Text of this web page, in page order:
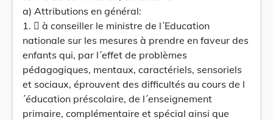
a) Attributions en général:
1.  à conseiller le ministre de l´Education
nationale sur les mesures à prendre en faveur des
enfants qui, par l´effet de problèmes
pédagogiques, mentaux, caractériels, sensoriels
et sociaux, éprouvent des difficultés au cours de l
´éducation préscolaire, de l´enseignement
primaire, complémentaire et spécial ainsi que